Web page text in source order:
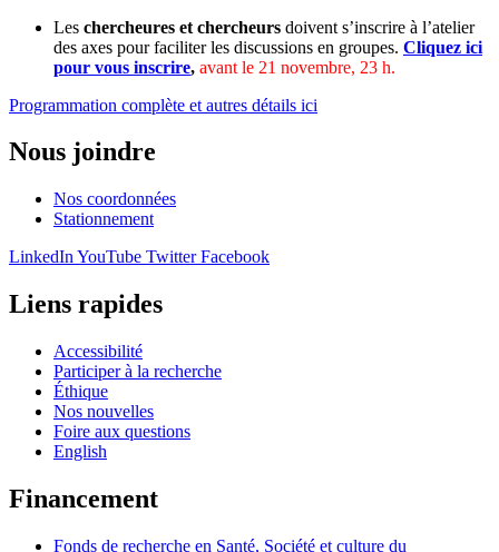
Les chercheures et chercheurs doivent s’inscrire à l’atelier
des axes pour faciliter les discussions en groupes. Cliquez ici
pour vous inscrire, avant le 21 novembre, 23 h.
Programmation complète et autres détails ici
Nous joindre
Nos coordonnées
Stationnement
LinkedIn YouTube Twitter Facebook
Liens rapides
Accessibilité
Participer à la recherche
Éthique
Nos nouvelles
Foire aux questions
English
Financement
Fonds de recherche en Santé, Société et culture du